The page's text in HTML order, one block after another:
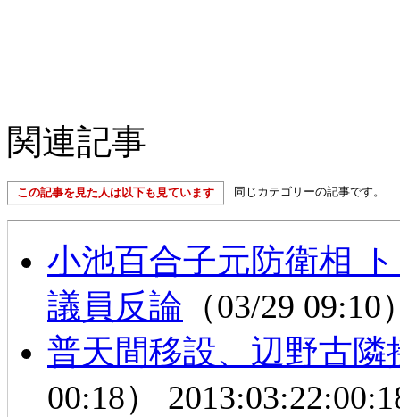
関連記事
この記事を見た人は以下も見ています 同じカテゴリーの記事です。
小池百合子元防衛相
議員反論 （03/29
普天間移設、辺野古
00:18）